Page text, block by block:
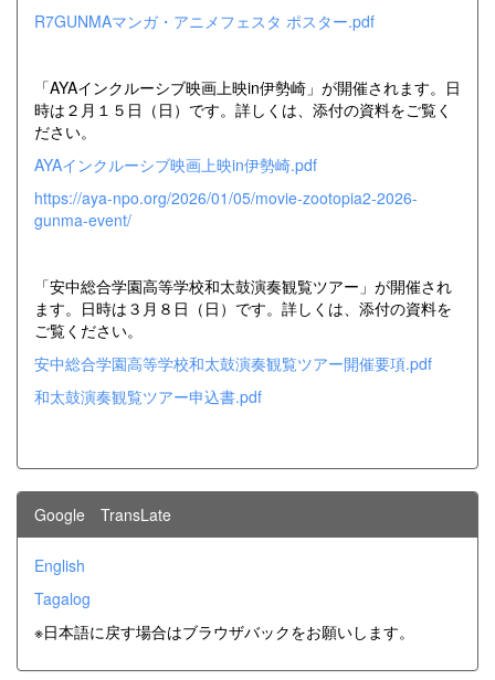
R7GUNMAマンガ・アニメフェスタ ポスター.pdf
「AYAインクルーシブ映画上映in伊勢崎」が開催されます。日
時は２月１５日（日）です。詳しくは、添付の資料をご覧く
ださい。
AYAインクルーシブ映画上映in伊勢崎.pdf
https://aya-npo.org/2026/01/05/movie-zootopia2-2026-
gunma-event/
「安中総合学園高等学校和太鼓演奏観覧ツアー」が開催され
ます。日時は３月８日（日）です。詳しくは、添付の資料を
ご覧ください。
安中総合学園高等学校和太鼓演奏観覧ツアー開催要項.pdf
和太鼓演奏観覧ツアー申込書.pdf
Google TransLate
English
Tagalog
※日本語に戻す場合はブラウザバックをお願いします。